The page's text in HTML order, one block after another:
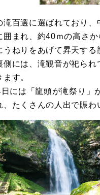
滝百選に選ばれており、
囲まれ、約40ｍの高さ
うねりをあげて昇天する
側には、滝観音が祀ら
ます。
には「龍頭が滝祭り」
、たくさんの人出で賑わ